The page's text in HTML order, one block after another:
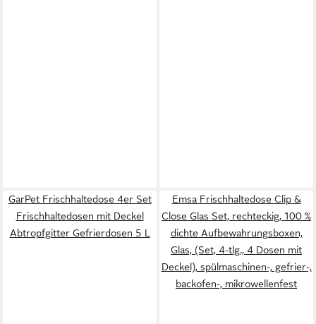
GarPet Frischhaltedose 4er Set
Frischhaltedosen mit Deckel
Abtropfgitter Gefrierdosen 5 L
Emsa Frischhaltedose Clip &
Close Glas Set, rechteckig, 100 %
dichte Aufbewahrungsboxen,
Glas, (Set, 4-tlg., 4 Dosen mit
Deckel), spülmaschinen-, gefrier-,
backofen-, mikrowellenfest